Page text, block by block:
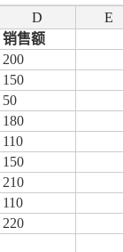
D
E
销售额
200
150
50
180
110
150
210
110
220
D
E